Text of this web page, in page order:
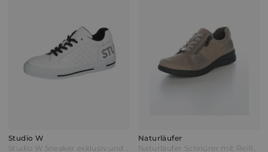
Studio W
Naturläufer